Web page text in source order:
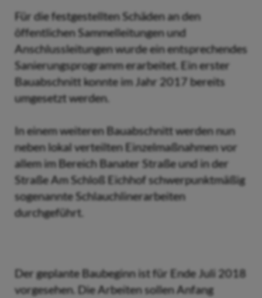
Für die festgestellten Schäden an den
öffentlichen Sammelleitungen und
Anschlussleitungen wurde ein entsprechendes
Sanierungsprogramm erarbeitet. Ein erster
Bauabschnitt konnte im Jahr 2017 bereits
umgesetzt werden.
In einem weiteren Bauabschnitt werden nun
neben lokal verteilten Einzelmaßnahmen vor
allem im Bereich Banater Straße und in der
Straße Am Schloß Eichhof schwerpunktmäßig
sogenannte Schlauchlinerarbeiten
durchgeführt.
Der geplante Baubeginn ist für Ende Juli 2018
vorgesehen. Die Arbeiten sollen Anfang